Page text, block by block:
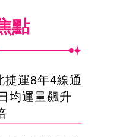
點
捷運8年4線通
均運量飆升